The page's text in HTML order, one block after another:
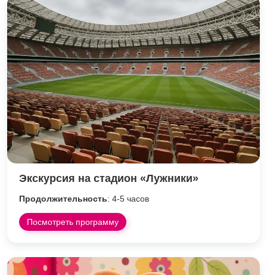
Экскурсия на стадион «Лужники»
Продолжительность: 4-5 часов
Посмотреть программу